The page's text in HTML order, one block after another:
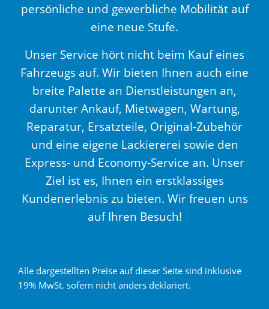
persönliche und gewerbliche Mobilität auf
eine neue Stufe.
Unser Service hört nicht beim Kauf eines
Fahrzeugs auf. Wir bieten Ihnen auch eine
breite Palette an Dienstleistungen an,
darunter Ankauf, Mietwagen, Wartung,
Reparatur, Ersatzteile, Original-Zubehör
und eine eigene Lackiererei sowie den
Express- und Economy-Service an. Unser
Ziel ist es, Ihnen ein erstklassiges
Kundenerlebnis zu bieten. Wir freuen uns
auf Ihren Besuch!
Alle dargestellten Preise auf dieser Seite sind inklusive
19% MwSt. sofern nicht anders deklariert.